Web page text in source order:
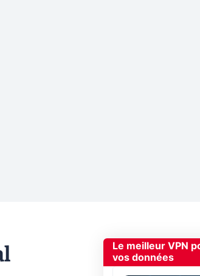
Le meilleur VPN
vos données